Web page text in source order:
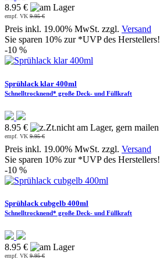
8.95 €
empf. VK 9.95 €
Preis inkl. 19.00% MwSt. zzgl. Versand
Sie sparen 10% zur *UVP des Herstellers!
-10 %
Sprühlack klar 400ml
Schnelltrocknend* große Deck- und Füllkraft
8.95 €
empf. VK 9.95 €
Preis inkl. 19.00% MwSt. zzgl. Versand
Sie sparen 10% zur *UVP des Herstellers!
-10 %
Sprühlack cubgelb 400ml
Schnelltrocknend* große Deck- und Füllkraft
8.95 €
empf. VK 9.95 €